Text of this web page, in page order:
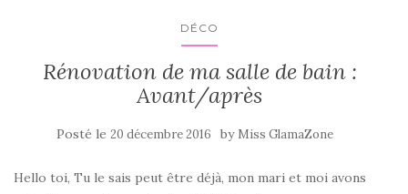
DÉCO
Rénovation de ma salle de bain :
Avant/après
Posté le 20 décembre 2016 by Miss GlamaZone
Hello toi, Tu le sais peut être déjà, mon mari et moi avons